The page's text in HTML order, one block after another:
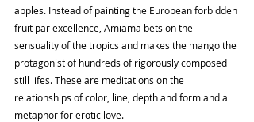
apples. Instead of painting the European forbidden
fruit par excellence, Amiama bets on the
sensuality of the tropics and makes the mango the
protagonist of hundreds of rigorously composed
still lifes. These are meditations on the
relationships of color, line, depth and form and a
metaphor for erotic love.